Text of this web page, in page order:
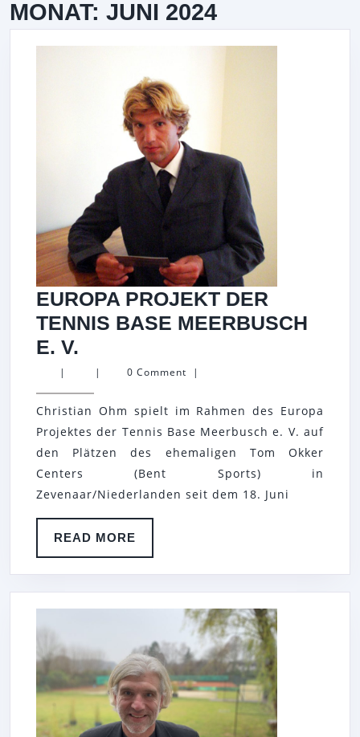
MONAT: JUNI 2024
EUROPA PROJEKT DER
TENNIS BASE MEERBUSCH
E. V.
PROJEKT
DER
TENNIS
BASE
MEERBUSCH
E.
V.
| | 0 Comment |
Christian Ohm spielt im Rahmen des Europa
Projektes der Tennis Base Meerbusch e. V. auf
den Plätzen des ehemaligen Tom Okker
Centers (Bent Sports) in
Zevenaar/Niederlanden seit dem 18. Juni
READ MORE
MORE